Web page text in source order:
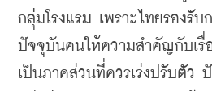
กลุ่มโรงแรม เพราะไทยรองรับ
ปัจจุบันคนให้ความสำคัญกับเรื่
เป็นภาคส่วนที่ควรเร่งปรับตัว